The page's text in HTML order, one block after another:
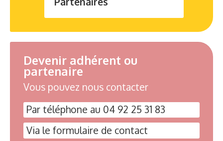
Devenir adhérent ou
partenaire
Vous pouvez nous contacter
Par téléphone au 04 92 25 31 83
Via le formulaire de contact